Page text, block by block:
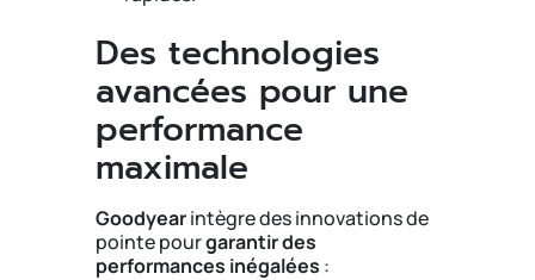
Des technologies
avancées pour une
performance
maximale
Goodyearintègre des innovations de
pointe pourgarantir des
performances inégalées :